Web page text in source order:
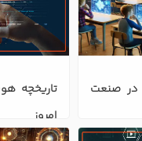
امروز